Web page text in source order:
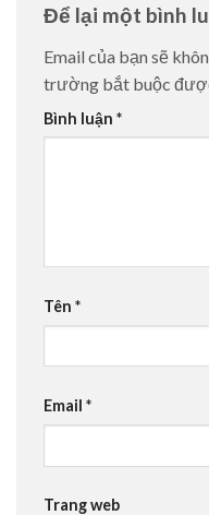
Để lại một bình
Email của bạn sẽ
trường bắt buộc
Bình luận *
Tên *
Email *
Trang web